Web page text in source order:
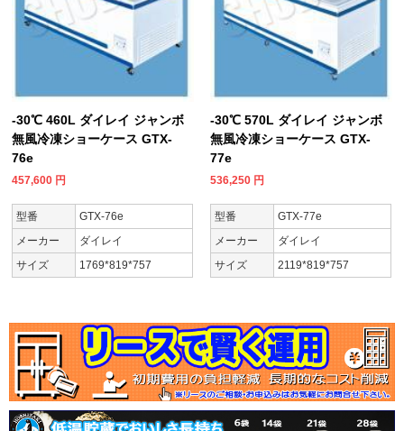
-30℃ 460L ダイレイ ジャンボ
無風冷凍ショーケース GTX-
76e
457,600 円
型番
GTX-76e
メーカー
ダイレイ
サイズ
1769*819*757
-30℃ 570L ダイレイ ジャンボ
無風冷凍ショーケース GTX-
77e
536,250 円
型番
GTX-77e
メーカー
ダイレイ
サイズ
2119*819*757